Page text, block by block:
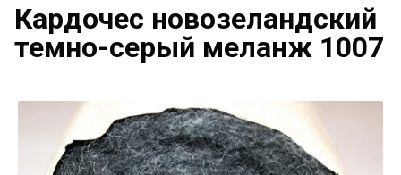
Кардочес новозеландский
темно-серый меланж 1007